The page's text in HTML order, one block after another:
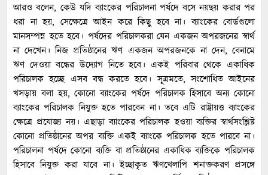
আরও বলেন, কেউ যদি ব্যাংকের পরিচালনা পর্ষদে বসে নয়ছয় করার পর
ধরা না হয়, সেক্ষেত্রে আইন করে কিছু হবে না। ব্যাংকের বোর্ডগুলো
মানসম্পন্ন হতে হবে। পর্ষদের পরিচালকরা যেন একজন অপরজনের স্বার্থ
না দেখেন। নিজ প্রতিষ্ঠানের ঋণ একজন অপরজনকে না দেন, বেনামে
ঋণ দেওয়া বন্ধের উদ্যোগ নিতে হবে। একই পরিবার থেকে একাধিক
পরিচালক হচ্ছে এসব বন্ধ করতে হবে। সূত্রমতে, সংশোধিত আইনের
খসড়ায় বলা হয়, কোনো ব্যাংকের পর্ষদে পরিচালক হিসাবে অন্য কোনো
ব্যাংকের পরিচালক নিযুক্ত হতে পারবেন না। তবে এটি রাষ্ট্রায়ত্ত ব্যাংকের
ক্ষেত্রে প্রযোজ্য নয়। এছাড়া ব্যাংকের পরিচালক হওয়া ব্যক্তির স্বার্থসংশ্লিষ্ট
কোনো প্রতিষ্ঠানের অপর ব্যক্তি একই ব্যাংকে পরিচালক হতে পারবে না।
পরিচালনা পর্ষদে কোনো ব্যক্তি বা প্রতিষ্ঠানের একাধিক ব্যক্তিকে পরিচালক
হিসাবে নিযুক্ত করা যাবে না। ইচ্ছাকৃত ঋণখেলাপি শনাক্তকরণ প্রসঙ্গে